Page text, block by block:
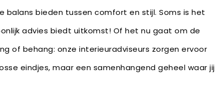
balans bieden tussen comfort en stijl. Soms is het
advies biedt uitkomst! Of het nu gaat om de
of behang: onze interieuradviseurs zorgen ervoor
eindjes, maar een samenhangend geheel waar jij